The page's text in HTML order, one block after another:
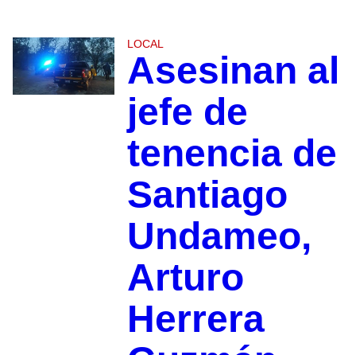
LOCAL
Asesinan al
jefe de
tenencia de
Santiago
Undameo,
Arturo
Herrera